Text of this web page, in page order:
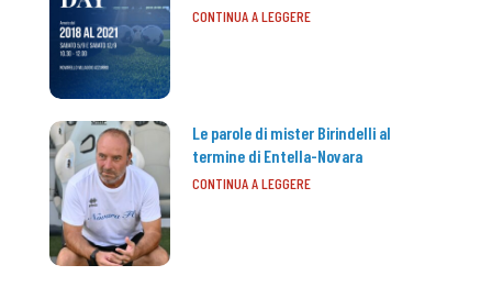
CONTINUA A LEGGERE
Le parole di mister Birindelli al
termine di Entella-Novara
CONTINUA A LEGGERE